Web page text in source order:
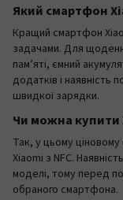
Який смартфон
Кращий смартфон
задачами. Для
пам’яті, ємний
додатків і наявність
швидкої зарядки.
Чи можна купити
Так, у цьому
Xiaomi з NFC.
моделі, тому перед
обраного смартфона.